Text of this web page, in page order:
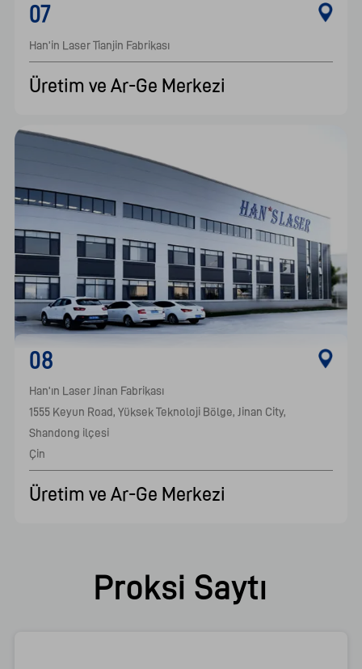
07
Üretim ve Ar-Ge Merkezi
08
Han'ın Laser Jinan Fabrikası
1555 Keyun Road, Yüksek Teknoloji Bölge, Jinan City,
Shandong ilçesi
Üretim ve Ar-Ge Merkezi
Proksi Saytı